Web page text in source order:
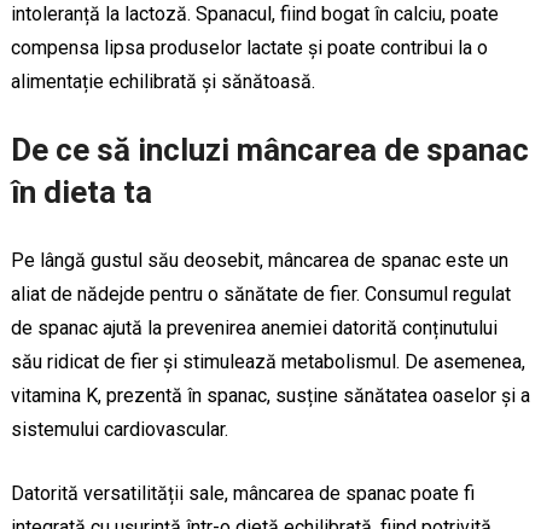
intoleranță la lactoză. Spanacul, fiind bogat în calciu, poate
compensa lipsa produselor lactate și poate contribui la o
alimentație echilibrată și sănătoasă.
De ce să incluzi mâncarea de spanac
în dieta ta
Pe lângă gustul său deosebit, mâncarea de spanac este un
aliat de nădejde pentru o sănătate de fier. Consumul regulat
de spanac ajută la prevenirea anemiei datorită conținutului
său ridicat de fier și stimulează metabolismul. De asemenea,
vitamina K, prezentă în spanac, susține sănătatea oaselor și a
sistemului cardiovascular.
Datorită versatilității sale, mâncarea de spanac poate fi